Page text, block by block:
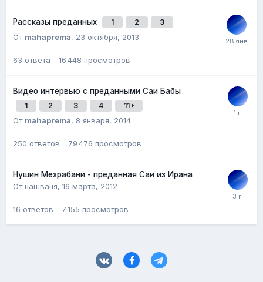
Рассказы преданных 1 2 3
От mahaprema, 23 октября, 2013
63 ответа 16 448 просмотров
Видео интервью с преданными Саи Бабы
1 2 3 4 11
От mahaprema, 8 января, 2014
250 ответов 79 476 просмотров
Нушин Мехрабани - преданная Саи из Ирана
От нашваня, 16 марта, 2012
16 ответов 7 155 просмотров